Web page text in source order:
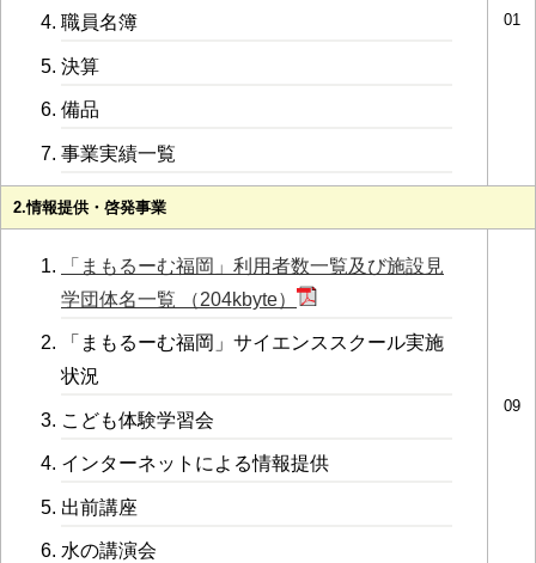
職員名簿
決算
備品
事業実績一覧
01
2.情報提供・啓発事業
「まもるーむ福岡」利用者数一覧及び施設見
学団体名一覧 （204kbyte）
「まもるーむ福岡」サイエンススクール実施
状況
こども体験学習会
インターネットによる情報提供
出前講座
水の講演会
09